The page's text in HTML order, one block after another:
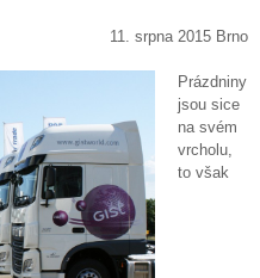
11. srpna 2015 Brno
Prázdniny
jsou sice
na svém
vrcholu,
to však